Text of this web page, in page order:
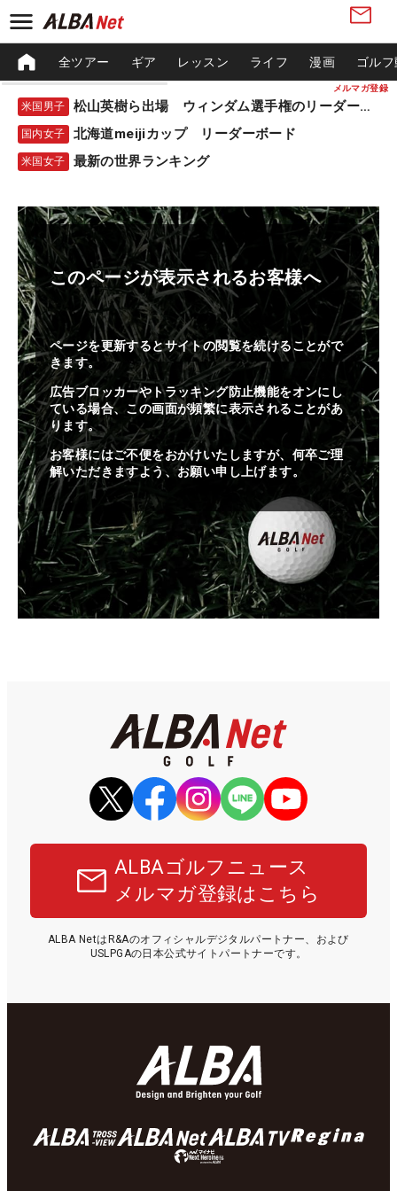
メルマガ登録
全ツアー ギア レッスン ライフ 漫画 ゴル
米国男子 松山英樹ら出場 ウィンダム選手権のリーダーボード
国内女子 北海道meijiカップ リーダーボード
米国女子 最新の世界ランキング
このページが表示されるお客様へ
ページを更新するとサイトの閲覧を続けることがで
きます。
広告ブロッカーやトラッキング防止機能をオンにし
ている場合、この画面が頻繁に表示されることがあ
ります。
お客様にはご不便をおかけいたしますが、何卒ご理
解いただきますよう、お願い申し上げます。
ALBAゴルフニュース
メルマガ登録はこちら
ALBA NetはR&Aのオフィシャルデジタルパートナー、および
USLPGAの日本公式サイトパートナーです。